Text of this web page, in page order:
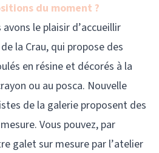
du moment ?
le plaisir d’accueillir
la Crau, qui propose des
en résine et décorés à la
ou au posca. Nouvelle
de la galerie proposent des
Vous pouvez, par
galet sur mesure par l’atelier